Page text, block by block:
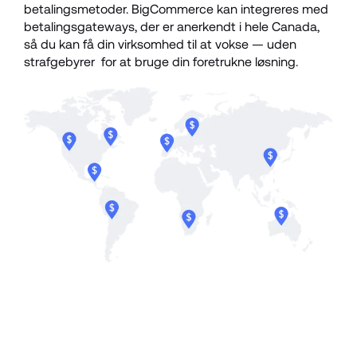
betalingsmetoder. BigCommerce kan integreres med
betalingsgateways, der er anerkendt i hele Canada,
så du kan få din virksomhed til at vokse — uden
strafgebyrer  for at bruge din foretrukne løsning.